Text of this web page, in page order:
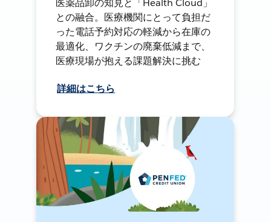
医薬品卸の知見と「Health Cloud」
との融合。医療機関にとって負担だ
った電話予約対応の軽減から在庫の
最適化、ワクチンの廃棄低減まで、
医療現場が抱える課題解決に挑む
詳細はこちら